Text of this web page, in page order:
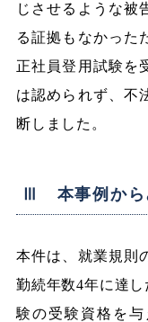
じさせるような被
る証拠もなかった
正社員登用試験を
は認められず、不
断しました。
Ⅲ 本事例から
本件は、就業規則
勤続年数4年に達
験の受験資格を